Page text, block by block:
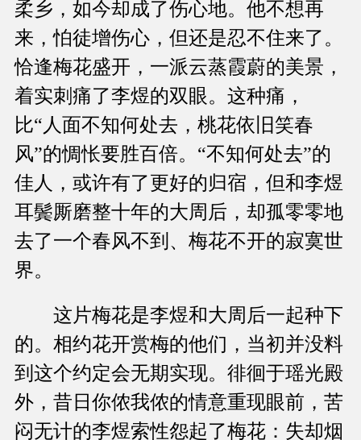
柔乡，如今却成了伤心地。他不想再
来，怕徒增伤心，但还是忍不住来了。
恰逢梅花盛开，一派云蒸霞蔚的美景，
着实刺痛了李煜的双眼。这种痛，
比“人面不知何处去，桃花依旧笑春
风”的惆怅要胜百倍。“不知何处去”的
佳人，或许有了更好的归宿，但和李煜
耳鬓厮磨整十年的大周后，却孤零零地
去了一个春风不到、梅花不开的寂寞世
界。
这片梅花是李煜和大周后一起种下
的。相约花开赏梅的他们，当初并没料
到这个约定会无期实现。徘徊于瑶光殿
外，昔日你侬我侬的情意重现眼前，苦
闷无计的李煜索性怨起了梅花：失却烟